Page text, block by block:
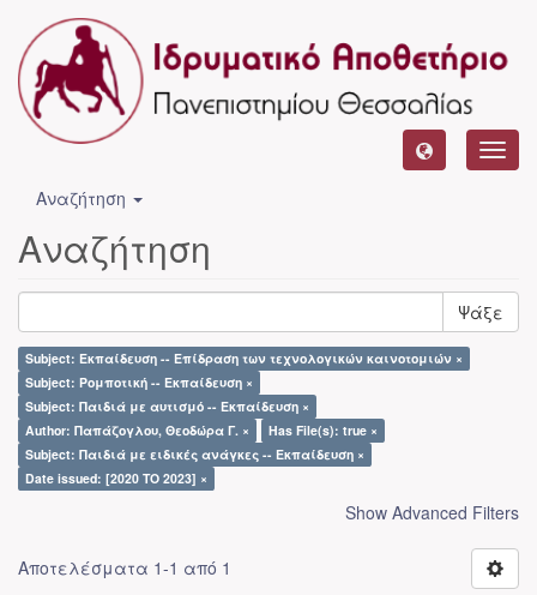
Αναζήτηση
Αναζήτηση
Ψάξε
Subject: Εκπαίδευση -- Επίδραση των τεχνολογικών καινοτομιών ×
Subject: Ρομποτική -- Εκπαίδευση ×
Subject: Παιδιά με αυτισμό -- Εκπαίδευση ×
Author: Παπάζογλου, Θεοδώρα Γ. ×
Has File(s): true ×
Subject: Παιδιά με ειδικές ανάγκες -- Εκπαίδευση ×
Date issued: [2020 TO 2023] ×
Show Advanced Filters
Αποτελέσματα 1-1 από 1